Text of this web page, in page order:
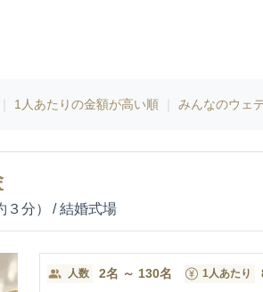
1人あたりの金額が高い順 みんなのウェ
分） / 結婚式場
人数 2名 ～ 130名 1人あたり